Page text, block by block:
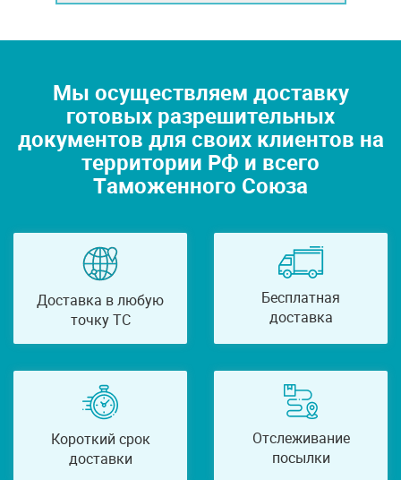
Мы осуществляем доставку
готовых разрешительных
документов для своих клиентов на
территории РФ и всего
Таможенного Союза
Доставка в любую
точку ТС
Бесплатная
доставка
Короткий срок
доставки
Отслеживание
посылки